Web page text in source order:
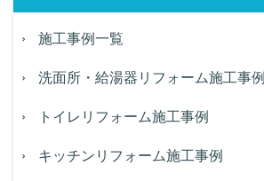
施工事例一覧
洗面所・給湯器リフォーム施工事例
トイレリフォーム施工事例
キッチンリフォーム施工事例